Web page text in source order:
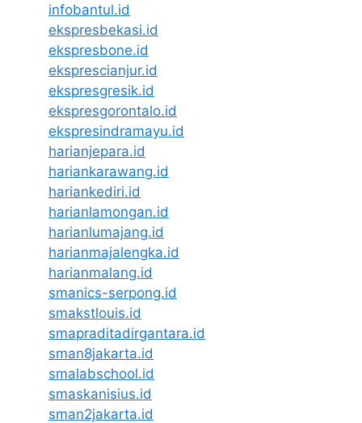
infobantul.id
ekspresbekasi.id
ekspresbone.id
eksprescianjur.id
ekspresgresik.id
ekspresgorontalo.id
ekspresindramayu.id
harianjepara.id
hariankarawang.id
hariankediri.id
harianlamongan.id
harianlumajang.id
harianmajalengka.id
harianmalang.id
smanics-serpong.id
smakstlouis.id
smapraditadirgantara.id
sman8jakarta.id
smalabschool.id
smaskanisius.id
sman2jakarta.id